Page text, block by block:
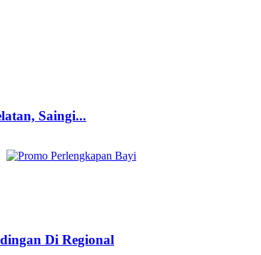
Saingi...
Di Regional